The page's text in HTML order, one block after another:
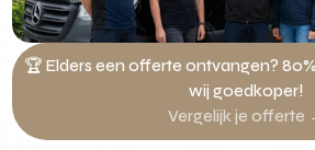
🏆 Elders een offerte ontvangen?
wij goedkoper!
Vergelijk je offerte